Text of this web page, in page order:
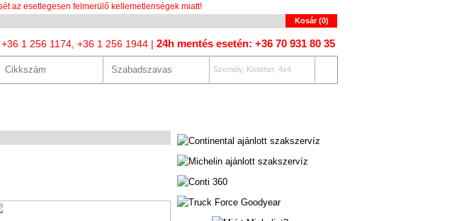
az esetlegesen felmerülő kellemetlenségek miatt!
Kosár (0)
1 256 1174, +36 1 256 1944 | 24h mentés esetén: +36 70 931 80 35
Személy, Kisteher, 4x4